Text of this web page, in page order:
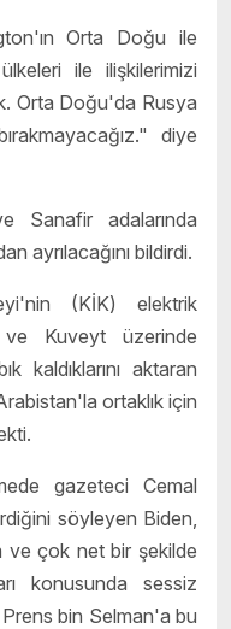
Orta Doğu ile
ile ilişkilerimizi
Orta Doğu'da Rusya
diye
Sanafir adalarında
ayrılacağını bildirdi.
(KİK) elektrik
Kuveyt üzerinde
kaldıklarını aktaran
ortaklık için
gazeteci Cemal
söyleyen Biden,
ve çok net bir şekilde
konusunda sessiz
bin Selman'a bu